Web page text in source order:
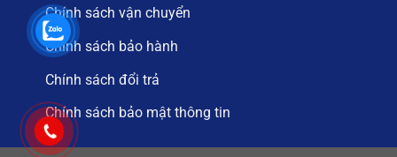
Chính sách vận chuyển
Chính sách bảo hành
Chính sách đổi trả
Chính sách bảo mật thông tin